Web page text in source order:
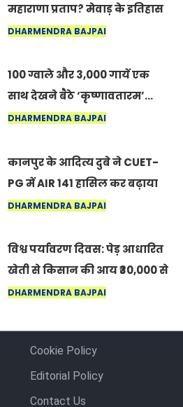
महाराणा प्रताप? मेवाड़ के इतिहास
का वह अनकहा अध्याय जो आज भी
DHARMENDRA BAJPAI
100 ग्वाले और 3,000 गायें एक
साथ देखने बैठे ‘कृष्णावतारम’…
नागपुर में दिखा ऐसा नज़ारा कि
कर सकते हैं”
DHARMENDRA BAJPAI
कानपुर के आदित्य दुबे ने CUET-
PG में AIR 141 हासिल कर बढ़ाया
शहर का मान
DHARMENDRA BAJPAI
विश्व पर्यावरण दिवस: पेड़ आधारित
खेती से किसान की आय ₹30,000 से
बढ़कर ₹3 लाख प्रति एकड़ हुई
DHARMENDRA BAJPAI
Cookie Policy
Editorial Policy
Contact Us